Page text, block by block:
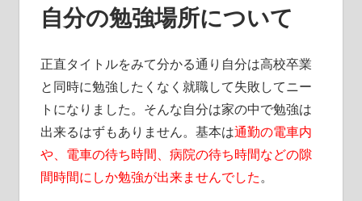
自分の勉強場所について
正直タイトルをみて分かる通り自分は高校卒業
と同時に勉強したくなく就職して失敗してニー
トになりました。そんな自分は家の中で勉強は
出来るはずもありません。基本は通勤の電車内
や、電車の待ち時間、病院の待ち時間などの隙
間時間にしか勉強が出来ませんでした。